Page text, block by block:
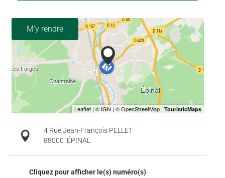
M'y rendre
4 Rue Jean-François PELLET
88000 ÉPINAL
Cliquez pour afficher le(s) numéro(s)